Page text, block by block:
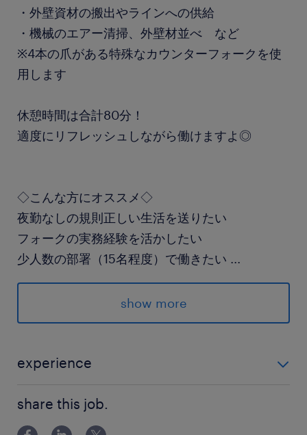
・外壁資材の搬出やラインへの供給
・機械のエアー清掃、外壁材並べ など
※4本の爪がある特殊なカウンターフォークを使
用します
休憩時間は合計80分！
適度にリフレッシュしながら働けますよ◎
◇こんな方にオススメ◇
夜勤なしの規則正しい生活を送りたい
フォークの実務経験を活かしたい
少人数の部署（15名程度）で働きたい ...
＼スマホで完結！／
WEB登録（面談なし）OK♪
派遣先の特徴
独自の設備と一貫生産体制により
show more
experience
トの実務経験をお持ちの方
share this job.